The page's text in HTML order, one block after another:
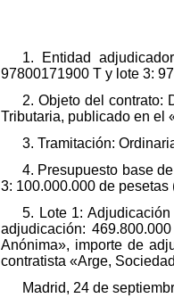
1. Entidad
97800171900 T y lote 3:
2. Objeto del contrato:
Tributaria, publicado en el
3. Tramitación:
4. Presupuesto base
3: 100.000.000 de pesetas
5. Lote 1:
adjudicación:
Anónima», importe de
contratista «Arge,
Madrid, 24 de